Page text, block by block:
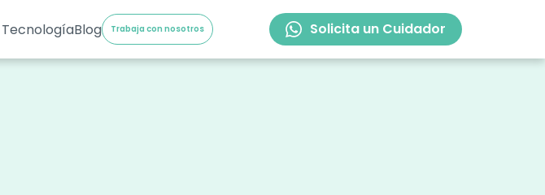
TecnologíaBlog Trabaja con nosotros Solicita un Cuidador